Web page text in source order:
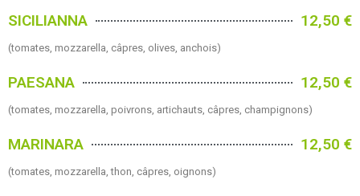
SICILIANNA 12,50 €
(tomates, mozzarella, câpres, olives, anchois)
PAESANA 12,50 €
(tomates, mozzarella, poivrons, artichauts, câpres, champignons)
MARINARA 12,50 €
(tomates, mozzarella, thon, câpres, oignons)